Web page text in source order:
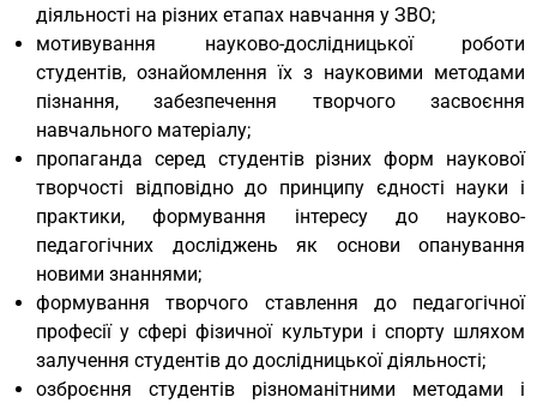
діяльності на різних етапах навчання у ЗВО;
мотивування науково-дослідницької роботи
студентів, ознайомлення їх з науковими методами
пізнання, забезпечення творчого засвоєння
навчального матеріалу;
пропаганда серед студентів різних форм наукової
творчості відповідно до принципу єдності науки і
практики, формування інтересу до науково-
педагогічних досліджень як основи опанування
новими знаннями;
формування творчого ставлення до педагогічної
професії у сфері фізичної культури і спорту шляхом
залучення студентів до дослідницької діяльності;
озброєння студентів різноманітними методами і